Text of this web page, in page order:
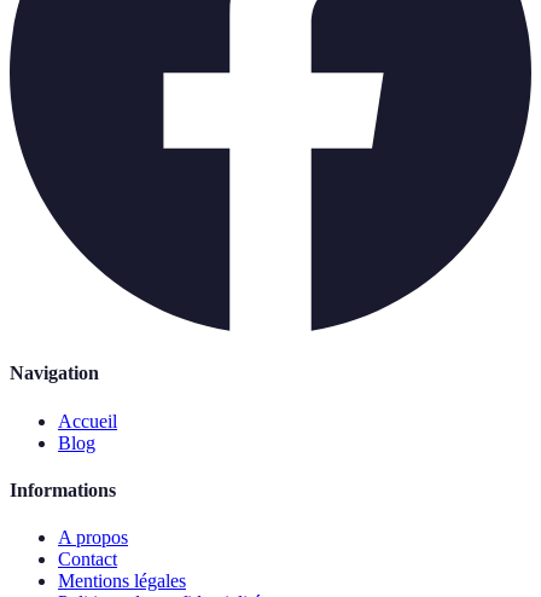
Navigation
Accueil
Blog
Informations
A propos
Contact
Mentions légales